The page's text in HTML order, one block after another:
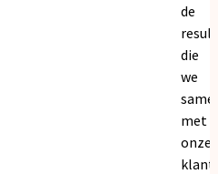
de
die
we
met
onze